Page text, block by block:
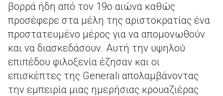
βορρά ήδη από τον 19ο αιώνα καθώς
προσέφερε στα μέλη της αριστοκρατίας ένα
προστατευμένο μέρος για να απομονωθούν
και να διασκεδάσουν. Αυτή την υψηλού
επιπέδου φιλοξενία έζησαν και οι
επισκέπτες της Generali απολαμβάνοντας
την εμπειρία μιας ημερήσιας κρουαζιέρας